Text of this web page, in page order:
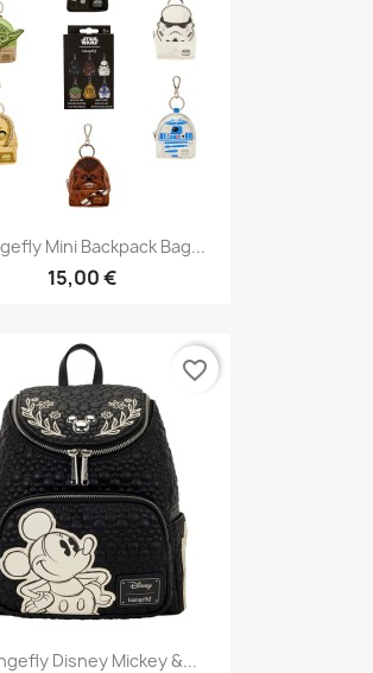
Aperçu rapide
Mini Backpack Bag...
15,00 €
Aperçu rapide
Disney Mickey &...
favorite_border